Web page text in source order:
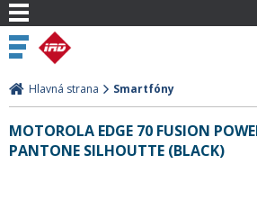
Hlavná strana Smartfóny
MOTOROLA EDGE 70 FUSION
PANTONE SILHOUTTE (BLACK)